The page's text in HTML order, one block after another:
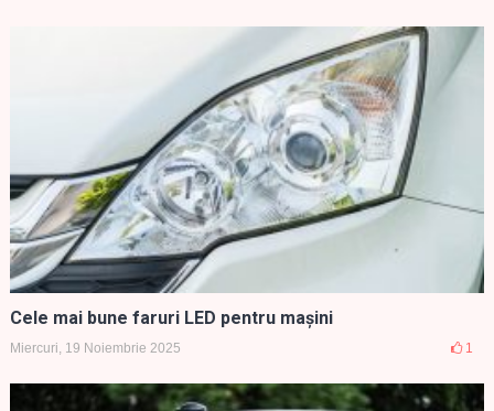
Cele mai bune faruri LED pentru mașini
Miercuri, 19 Noiembrie 2025 1